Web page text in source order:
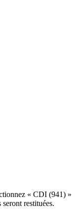
« CDI (941) »
restituées.